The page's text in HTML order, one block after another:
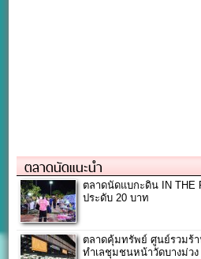
ตลาดนัดแนะนำ
ตลาดนัดแบกะดิน IN THE
ประดับ 20 บาท
ตลาดคุ้มทรัพย์ ศูนย์รวมร้
ทำเลชุมชนหน้าวัดบางม่วง